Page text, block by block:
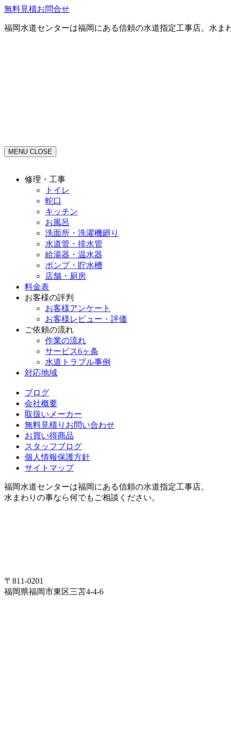
無料見積お問合せ
福岡水道センターは福岡にある信頼の水道指定工事店。水ま
MENU CLOSE
修理・工事
トイレ
蛇口
キッチン
お風呂
洗面所・洗濯機廻り
水道管・排水管
給湯器・温水器
ポンプ・貯水槽
店舗・厨房
料金表
お客様の評判
お客様アンケート
お客様レビュー・評価
ご依頼の流れ
作業の流れ
サービス6ヶ条
水道トラブル事例
対応地域
ブログ
会社概要
取扱いメーカー
無料見積りお問い合わせ
お買い得商品
スタッフブログ
個人情報保護方針
サイトマップ
福岡水道センターは福岡にある信頼の水道指定工事店。
水まわりの事なら何でもご相談ください。
〒811-0201
福岡県福岡市東区三苫4-4-6